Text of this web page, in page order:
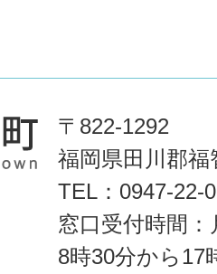
〒822-1292
福岡県田川郡福
TEL：0947-22-
窓口受付時間
8時30分から17